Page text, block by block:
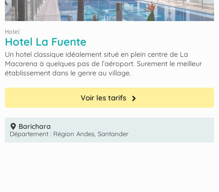
Hotel
Hotel La Fuente
Un hotel classique idéalement situé en plein centre de La
Macarena à quelques pas de l’aéroport. Surement le meilleur
établissement dans le genre au village.
Voir les tarifs
Barichara
Département : Région Andes, Santander